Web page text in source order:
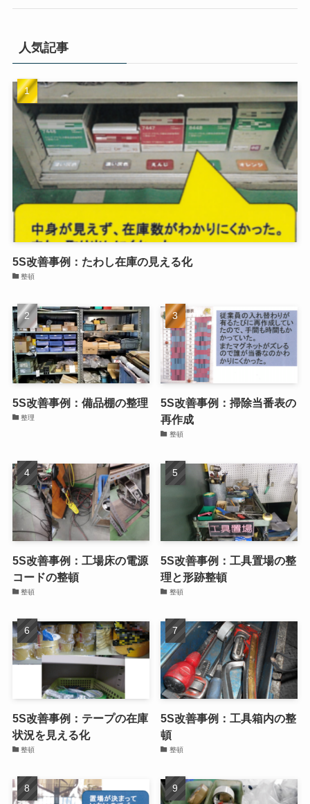
人気記事
5S改善事例：たわし在庫の見える化
整頓
5S改善事例：備品棚の整理
整理
5S改善事例：掃除当番表の
再作成
整頓
5S改善事例：工場床の電源
コードの整頓
整頓
5S改善事例：工具置場の整
理と形跡整頓
整頓
5S改善事例：テープの在庫
状況を見える化
整頓
5S改善事例：工具箱内の整
頓
整頓